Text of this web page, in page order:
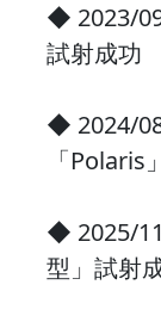
◆ 2023/
試射成功
◆ 2024/
「Polaris
◆ 2025/
型」試射